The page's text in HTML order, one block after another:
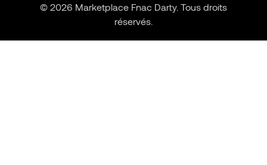
© 2026 Marketplace Fnac Darty. Tous droits
réservés.